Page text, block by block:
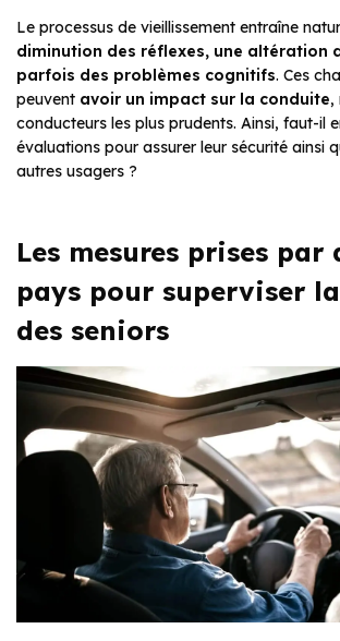
Le processus de vieillissement entraîne
diminution des réflexes, une altération
parfois des problèmes cognitifs. Ces
peuvent avoir un impact sur la conduite,
conducteurs les plus prudents. Ainsi, faut-il
évaluations pour assurer leur sécurité ainsi
autres usagers ?
Les mesures prises par
pays pour superviser
des seniors